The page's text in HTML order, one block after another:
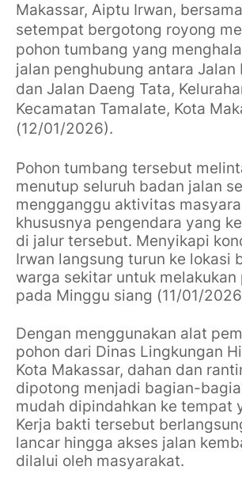
Makassar, Aiptu Irwan,
setempat bergotong royong
pohon tumbang yang
jalan penghubung antara Jalan
dan Jalan Daeng Tata,
Kecamatan Tamalate, Kota
(12/01/2026).
Pohon tumbang tersebut
menutup seluruh badan jalan
mengganggu aktivitas
khususnya pengendara yang
di jalur tersebut. Menyikapi
Irwan langsung turun ke lokasi
warga sekitar untuk melakukan
pada Minggu siang (11/01/
Dengan menggunakan alat
pohon dari Dinas Lingkungan
Kota Makassar, dahan dan
dipotong menjadi bagian-
mudah dipindahkan ke tempat
Kerja bakti tersebut
lancar hingga akses jalan
dilalui oleh masyarakat.